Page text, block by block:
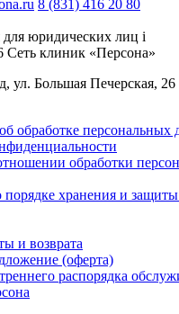
8 (831) 416 20 80
юридических лиц i
Сеть клиник «Персона»
ул. Большая Печерская, 26
обработке персональных
обработки
хранения и
и возврата
(оферта)
распорядка